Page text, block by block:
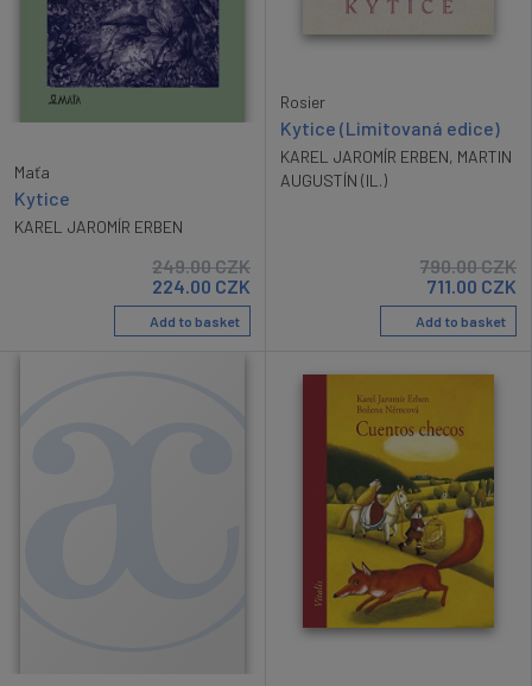
Maťa
Kytice
KAREL JAROMÍR ERBEN
249.00CZK
224.00 CZK
Add to basket
Rosier
Kytice (Limitovaná edice)
KAREL JAROMÍR ERBEN, MARTIN
AUGUSTÍN (IL.)
790.00CZK
711.00 CZK
Add to basket